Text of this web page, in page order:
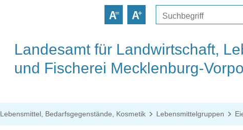
Landesamt für Landwirtschaft,
und Fischerei Mecklenburg-
Lebensmittel, Bedarfsgegenstände, Kosmetik Lebensmittelgruppen